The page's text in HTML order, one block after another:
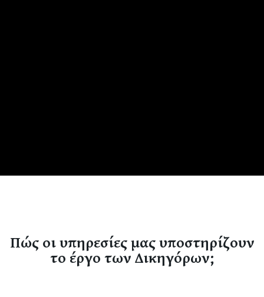
Πώς οι υπηρεσίες μας υποστηρίζουν
το έργο των Δικηγόρων;